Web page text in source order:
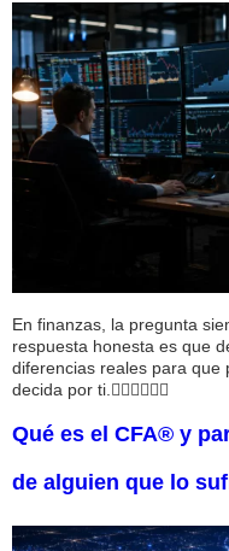
En finanzas, la pregunta
respuesta honesta es que
diferencias reales para que
decida por ti.
Qué es el CFA® y
de alguien que lo